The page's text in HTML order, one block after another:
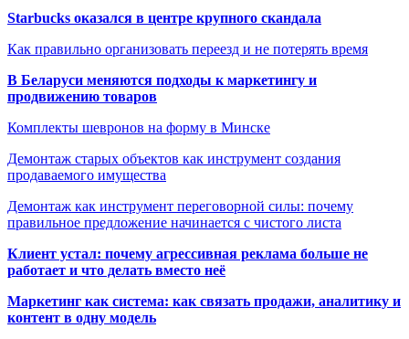
Starbucks оказался в центре крупного скандала
Как правильно организовать переезд и не потерять время
В Беларуси меняются подходы к маркетингу и
продвижению товаров
Комплекты шевронов на форму в Минске
Демонтаж старых объектов как инструмент создания
продаваемого имущества
Демонтаж как инструмент переговорной силы: почему
правильное предложение начинается с чистого листа
Клиент устал: почему агрессивная реклама больше не
работает и что делать вместо неё
Маркетинг как система: как связать продажи, аналитику и
контент в одну модель